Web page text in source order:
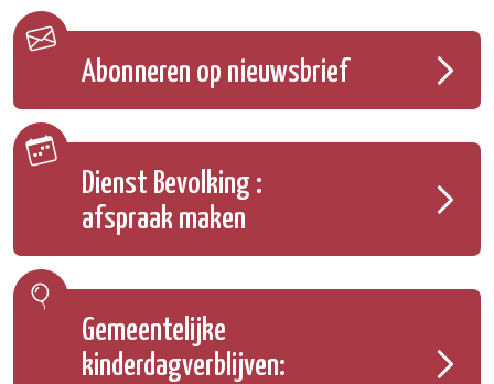
Abonneren op nieuwsbrief
Dienst Bevolking :
afspraak maken
Gemeentelijke
kinderdagverblijven: